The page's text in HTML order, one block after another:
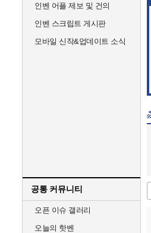
인벤 어플 제보 및 건의
인벤 스크립트 게시판
모바일 신작&업데이트 소식
공통 커뮤니티
오픈 이슈 갤러리
오늘의 핫벤